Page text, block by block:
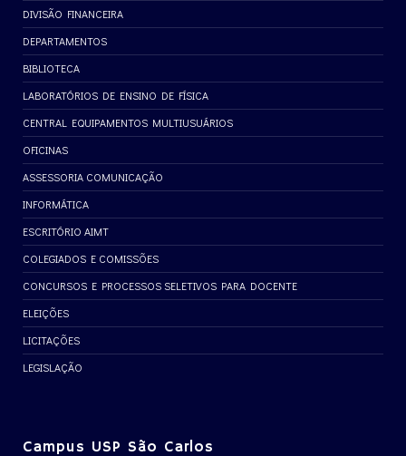
DIVISÃO FINANCEIRA
DEPARTAMENTOS
BIBLIOTECA
LABORATÓRIOS DE ENSINO DE FÍSICA
CENTRAL EQUIPAMENTOS MULTIUSUÁRIOS
OFICINAS
ASSESSORIA COMUNICAÇÃO
INFORMÁTICA
ESCRITÓRIO AIMT
COLEGIADOS E COMISSÕES
CONCURSOS E PROCESSOS SELETIVOS PARA DOCENTE
ELEIÇÕES
LICITAÇÕES
LEGISLAÇÃO
Campus USP São Carlos